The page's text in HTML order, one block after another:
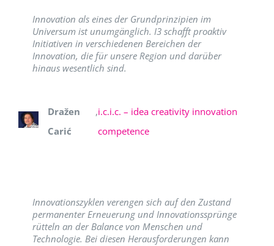
Innovation als eines der Grundprinzipien im
Universum ist unumgänglich. I3 schafft proaktiv
Initiativen in verschiedenen Bereichen der
Innovation, die für unsere Region und darüber
hinaus wesentlich sind.
Dražen
Carić
,i.c.i.c. – idea creativity innovation
competence
Innovationszyklen verengen sich auf den Zustand
permanenter Erneuerung und Innovationssprünge
rütteln an der Balance von Menschen und
Technologie. Bei diesen Herausforderungen kann